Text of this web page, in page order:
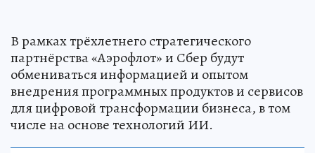
В рамках трёхлетнего стратегического
партнёрства «Аэрофлот» и Сбер будут
обмениваться информацией и опытом
внедрения программных продуктов и сервисов
для цифровой трансформации бизнеса, в том
числе на основе технологий ИИ.